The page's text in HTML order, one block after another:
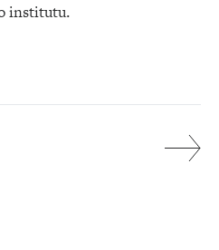
institutu.